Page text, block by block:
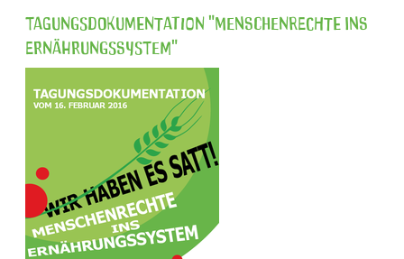
Tagungsdokumentation "Menschenrechte ins
Ernährungssystem"